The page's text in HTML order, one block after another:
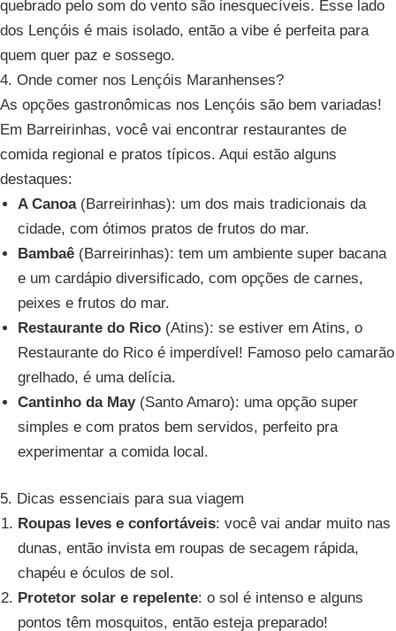
quebrado pelo som do vento são inesquecíveis. Esse lado
dos Lençóis é mais isolado, então a vibe é perfeita para
quem quer paz e sossego.
4. Onde comer nos Lençóis Maranhenses?
As opções gastronômicas nos Lençóis são bem variadas!
Em Barreirinhas, você vai encontrar restaurantes de
comida regional e pratos típicos. Aqui estão alguns
destaques:
A Canoa(Barreirinhas): um dos mais tradicionais da
cidade, com ótimos pratos de frutos do mar.
Bambaê (Barreirinhas): tem um ambiente super bacana
e um cardápio diversificado, com opções de carnes,
peixes e frutos do mar.
Restaurante do Rico (Atins): se estiver em Atins, o
Restaurante do Rico é imperdível! Famoso pelo camarão
grelhado, é uma delícia.
Cantinho da May(Santo Amaro): uma opção super
simples e com pratos bem servidos, perfeito pra
experimentar a comida local.
5. Dicas essenciais para sua viagem
Roupas leves e confortáveis: você vai andar muito nas
dunas, então invista em roupas de secagem rápida,
chapéu e óculos de sol.
Protetor solar e repelente: o sol é intenso e alguns
pontos têm mosquitos, então esteja preparado!